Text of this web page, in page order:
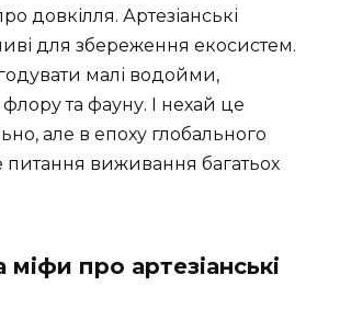
довкілля. Артезіанські
для збереження екосистем.
малі водойми,
та фауну. І нехай це
але в епоху глобального
питання виживання багатьох
про артезіанські